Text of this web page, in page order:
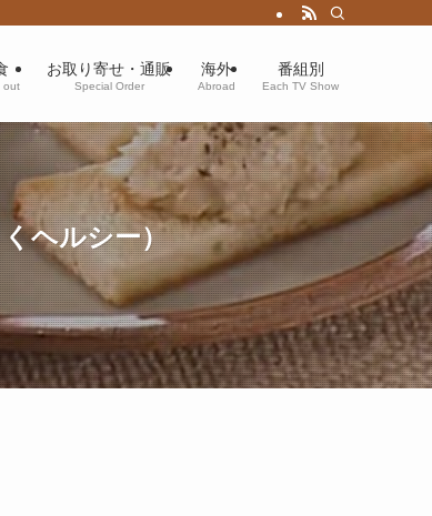
out
お取り寄せ・通販
Special Order
海外
Abroad
番組別
Each TV Show
ヘルシー）